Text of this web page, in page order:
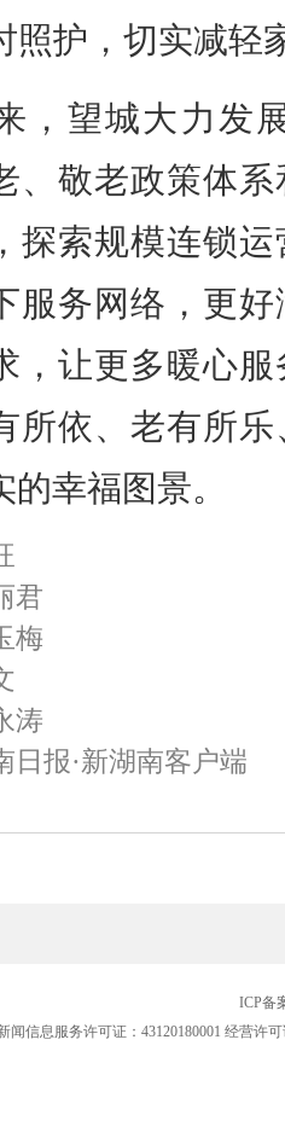
照护，切实减轻
，望城大力发
、敬老政策体
探索规模连锁
服务网络，更
，让更多暖心
所依、老有所
的幸福图景。
君
梅
涛
日报·新湖南客户端
ICP备
闻信息服务许可证：43120180001 经营许可